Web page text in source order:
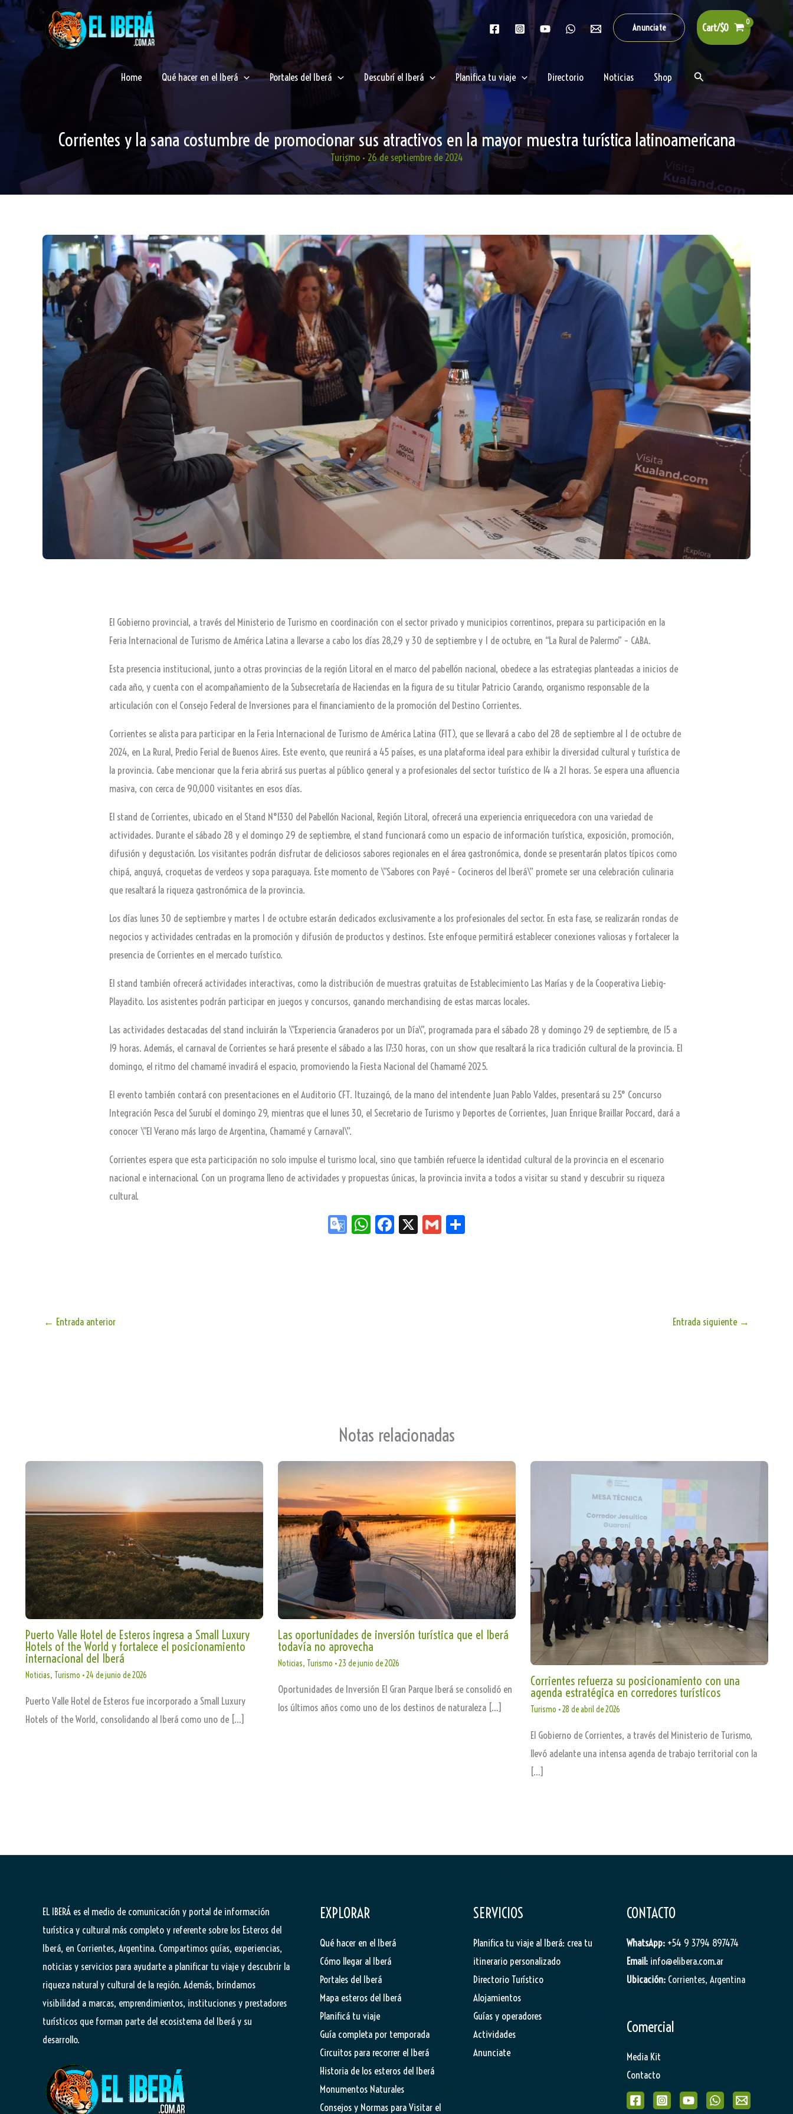
Ir
al
contenido
Anunciate Cart/$0
Home Qué hacer en el Iberá Portales del Iberá Descubrí el Iberá Planifica tu viaje Directorio Noticias Shop Buscar
Corrientes y la sana costumbre de promocionar sus atractivos en la mayor muestra turística latinoamericana
Turismo• 26 de septiembre de 2024
El Gobierno provincial, a través del Ministerio de Turismo en coordinación con el sector privado y municipios correntinos, prepara su participación en la
Feria Internacional de Turismo de América Latina a llevarse a cabo los días 28,29 y 30 de septiembre y 1 de octubre, en “La Rural de Palermo” – CABA.
Esta presencia institucional, junto a otras provincias de la región Litoral en el marco del pabellón nacional, obedece a las estrategias planteadas a inicios de
cada año, y cuenta con el acompañamiento de la Subsecretaría de Haciendas en la figura de su titular Patricio Carando, organismo responsable de la
articulación con el Consejo Federal de Inversiones para el financiamiento de la promoción del Destino Corrientes.
Corrientes se alista para participar en la Feria Internacional de Turismo de América Latina (FIT), que se llevará a cabo del 28 de septiembre al 1 de octubre de
2024, en La Rural, Predio Ferial de Buenos Aires. Este evento, que reunirá a 45 países, es una plataforma ideal para exhibir la diversidad cultural y turística de
la provincia. Cabe mencionar que la feria abrirá sus puertas al público general y a profesionales del sector turístico de 14 a 21 horas. Se espera una afluencia
masiva, con cerca de 90,000 visitantes en esos días.
El stand de Corrientes, ubicado en el Stand N°1330 del Pabellón Nacional, Región Litoral, ofrecerá una experiencia enriquecedora con una variedad de
actividades. Durante el sábado 28 y el domingo 29 de septiembre, el stand funcionará como un espacio de información turística, exposición, promoción,
difusión y degustación. Los visitantes podrán disfrutar de deliciosos sabores regionales en el área gastronómica, donde se presentarán platos típicos como
chipá, anguyá, croquetas de verdeos y sopa paraguaya. Este momento de \”Sabores con Payé – Cocineros del Iberá\” promete ser una celebración culinaria
que resaltará la riqueza gastronómica de la provincia.
Los días lunes 30 de septiembre y martes 1 de octubre estarán dedicados exclusivamente a los profesionales del sector. En esta fase, se realizarán rondas de
negocios y actividades centradas en la promoción y difusión de productos y destinos. Este enfoque permitirá establecer conexiones valiosas y fortalecer la
presencia de Corrientes en el mercado turístico.
El stand también ofrecerá actividades interactivas, como la distribución de muestras gratuitas de Establecimiento Las Marías y de la Cooperativa Liebig-
Playadito. Los asistentes podrán participar en juegos y concursos, ganando merchandising de estas marcas locales.
Las actividades destacadas del stand incluirán la \”Experiencia Granaderos por un Día\”, programada para el sábado 28 y domingo 29 de septiembre, de 15 a
19 horas. Además, el carnaval de Corrientes se hará presente el sábado a las 17:30 horas, con un show que resaltará la rica tradición cultural de la provincia. El
domingo, el ritmo del chamamé invadirá el espacio, promoviendo la Fiesta Nacional del Chamamé 2025.
El evento también contará con presentaciones en el Auditorio CFT. Ituzaingó, de la mano del intendente Juan Pablo Valdes, presentará su 25° Concurso
Integración Pesca del Surubí el domingo 29, mientras que el lunes 30, el Secretario de Turismo y Deportes de Corrientes, Juan Enrique Braillar Poccard, dará a
conocer \”El Verano más largo de Argentina, Chamamé y Carnaval\”.
Corrientes espera que esta participación no solo impulse el turismo local, sino que también refuerce la identidad cultural de la provincia en el escenario
nacional e internacional. Con un programa lleno de actividades y propuestas únicas, la provincia invita a todos a visitar su stand y descubrir su riqueza
cultural.
Go W
Fa
X
G
← Entrada anterior Entrada siguiente →
Notas relacionadas
Puerto Valle Hotel de Esteros ingresa a Small Luxury
Hotels of the World y fortalece el posicionamiento
internacional del Iberá
Noticias, Turismo •24 de junio de 2026
Puerto Valle Hotel de Esteros fue incorporado a Small Luxury
Hotels of the World, consolidando al Iberá como uno de […]
Las oportunidades de inversión turística que el Iberá
todavía no aprovecha
Noticias, Turismo •23 de junio de 2026
Oportunidades de Inversión El Gran Parque Iberá se consolidó en
los últimos años como uno de los destinos de naturaleza […]
Corrientes refuerza su posicionamiento con una
agenda estratégica en corredores turísticos
Turismo •28 de abril de 2026
El Gobierno de Corrientes, a través del Ministerio de Turismo,
llevó adelante una intensa agenda de trabajo territorial con la
[…]
EL IBERÁ es el medio de comunicación y portal de información
turística y cultural más completo y referente sobre los Esteros del
Iberá, en Corrientes, Argentina. Compartimos guías, experiencias,
noticias y servicios para ayudarte a planificar tu viaje y descubrir la
riqueza natural y cultural de la región. Además, brindamos
visibilidad a marcas, emprendimientos, instituciones y prestadores
turísticos que forman parte del ecosistema del Iberá y su
desarrollo.
EXPLORAR
Qué hacer en el Iberá
Cómo llegar al Iberá
Portales del Iberá
Mapa esteros del Iberá
Planificá tu viaje
Guía completa por temporada
Circuitos para recorrer el Iberá
Historia de los esteros del Iberá
Monumentos Naturales
Consejos y Normas para Visitar el
SERVICIOS
Planifica tu viaje al Iberá: crea tu
itinerario personalizado
Directorio Turístico
Alojamientos
Guías y operadores
Actividades
Anunciate
CONTACTO
WhatsApp: +54 9 3794 897474
Email: info@elibera.com.ar
Ubicación: Corrientes, Argentina
Comercial
Media Kit
Contacto